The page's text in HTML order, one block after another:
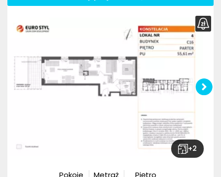
+2
Pokoje
Metraż
Piętro